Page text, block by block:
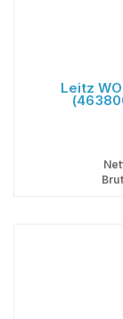
Leitz